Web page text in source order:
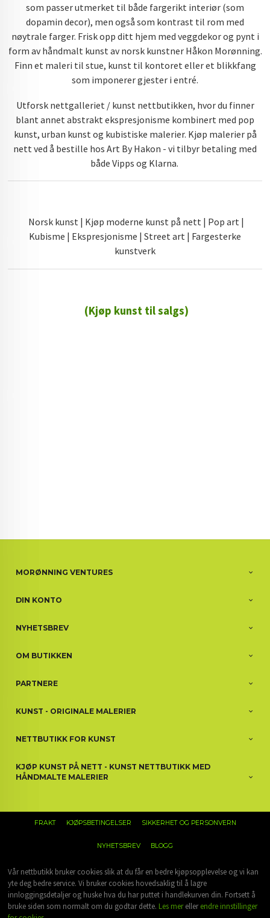
som passer utmerket til både fargerikt interiør (som
dopamin decor), men også som kontrast til rom med
nøytrale farger. Frisk opp ditt hjem med veggdekor og pynt i
form av håndmalt kunst av norsk kunstner Håkon Morønning.
Finn et maleri til stue, kunst til kontoret eller et blikkfang
som imponerer gjester i entré.
Utforsk nettgalleriet / kunst nettbutikken, hvor du finner
blant annet abstrakt ekspresjonisme kombinert med pop
kunst, urban kunst og kubistiske malerier. Kjøp malerier på
nett ved å bestille hos Art By Hakon - vi tilbyr betaling med
både Vipps og Klarna.
Norsk kunst | Kjøp moderne kunst på nett | Pop art |
Kubisme | Ekspresjonisme | Street art | Fargesterke
kunstverk
(Kjøp kunst til salgs)
MORØNNING VENTURES
DIN KONTO
NYHETSBREV
OM BUTIKKEN
PARTNERE
KUNST - ORIGINALE MALERIER
NETTBUTIKK FOR KUNST
KJØP KUNST PÅ NETT - KUNST NETTBUTIKK MED
HÅNDMALTE MALERIER
FRAKT KJØPSBETINGELSER SIKKERHET OG PERSONVERN
NYHETSBREV BLOGG
Vår nettbutikk bruker cookies slik at du får en bedre kjøpsopplevelse og vi kan
yte deg bedre service. Vi bruker cookies hovedsaklig til å lagre
innloggingsdetaljer og huske hva du har puttet i handlekurven din. Fortsett å
bruke siden som normalt om du godtar dette. Les merellerendre innstillinger